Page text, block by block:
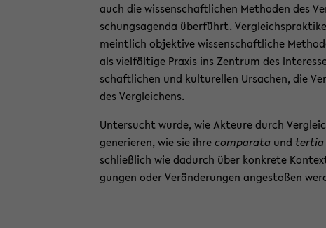
auch die wis­sen­schaft­li­chen Me­tho­den des
schungs­agen­da über­führt.
meint­lich ob­jek­ti­ve wis­sen­schaft­li­che
als viel­fäl­ti­ge Pra­xis ins Zen­trum des
schaft­li­chen und kul­tu­rel­len Ur­sa­chen, die
des Ver­glei­chens.
Un­ter­sucht wurde, wie Ak­teu­re durch
ge­ne­rie­ren, wie sie ihrecom­pa­ra­ta und ter­tia
schließ­lich wie da­durch über kon­kre­te
gun­gen oder Ver­än­de­run­gen an­ge­sto­ßen